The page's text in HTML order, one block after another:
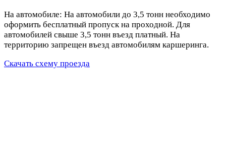
На автомобиле: На автомобили до 3,5 тонн необходимо
оформить бесплатный пропуск на проходной. Для
автомобилей свыше 3,5 тонн въезд платный. На
территорию запрещен въезд автомобилям каршеринга.
Скачать схему проезда